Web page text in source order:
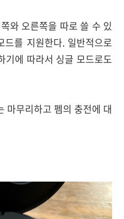
와 오른쪽을 따로 쓸 수 있
를 지원한다. 일반적으로
기에 따라서 싱글 모드로도
마무리하고 펨의 충전에 대